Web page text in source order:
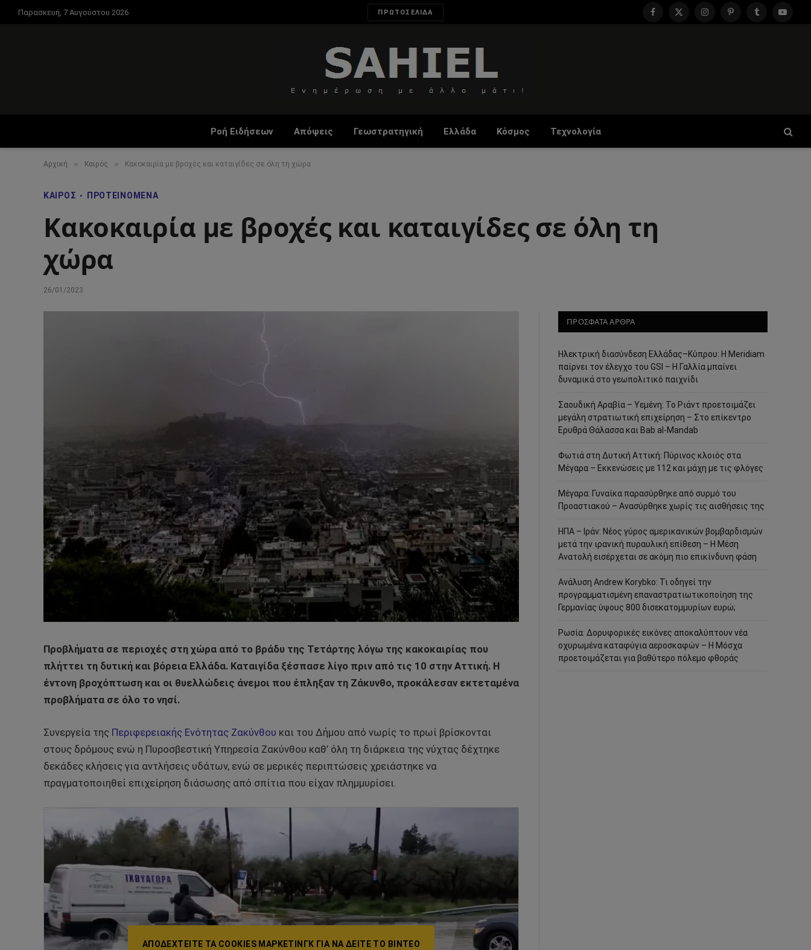
Παρασκευή, 7 Αυγούστου 2026 ΠΡΩΤΟΣΕΛΙΔΑ
Facebook
X
InstagramPinterestTumblr
Ροή Ειδήσεων Απόψεις Γεωστρατηγική Ελλάδα Κόσμος Τεχνολογία
Αρχική » Καιρός » Κακοκαιρία με βροχές και καταιγίδες σε όλη τη χώρα
ΚΑΙΡΌΣ ΠΡΟΤΕΙΝΌΜΕΝΑ
Κακοκαιρία με βροχές και καταιγίδες σε όλη τη
χώρα
26/01/2023
Προβλήματα σε περιοχές στη χώρα από το βράδυ της Τετάρτης λόγω της κακοκαιρίας που
πλήττει τη δυτική και βόρεια Ελλάδα. Καταιγίδα ξέσπασε λίγο πριν από τις 10 στην Αττική. Η
έντονη βροχόπτωση και οι θυελλώδεις άνεμοι που έπληξαν τη Ζάκυνθο, προκάλεσαν εκτεταμένα
προβλήματα σε όλο το νησί.
Συνεργεία της Περιφερειακής Ενότητας Ζακύνθου και του Δήμου από νωρίς το πρωί βρίσκονται
στους δρόμους ενώ η Πυροσβεστική Υπηρεσία Ζακύνθου καθ’ όλη τη διάρκεια της νύχτας δέχτηκε
δεκάδες κλήσεις για αντλήσεις υδάτων, ενώ σε μερικές περιπτώσεις χρειάστηκε να
πραγματοποιηθεί επιχείρηση διάσωσης από σπίτια που είχαν πλημμυρίσει.
ΑΠΟΔΕΧΤΕΊΤΕ ΤΑ COOKIES ΜΆΡΚΕΤΙΝΓΚ ΓΙΑ ΝΑ ΔΕΊΤΕ ΤΟ ΒΙΝΤΕΟ
ΠΡΟΣΦΑΤΑ ΑΡΘΡΑ
Ηλεκτρική διασύνδεση Ελλάδας–Κύπρου: Η Meridiam
παίρνει τον έλεγχο του GSI – Η Γαλλία μπαίνει
δυναμικά στο γεωπολιτικό παιχνίδι
Σαουδική Αραβία – Υεμένη: Το Ριάντ προετοιμάζει
μεγάλη στρατιωτική επιχείρηση – Στο επίκεντρο
Ερυθρά Θάλασσα και Bab al-Mandab
Φωτιά στη Δυτική Αττική: Πύρινος κλοιός στα
Μέγαρα – Εκκενώσεις με 112 και μάχη με τις φλόγες
Μέγαρα: Γυναίκα παρασύρθηκε από συρμό του
Προαστιακού – Ανασύρθηκε χωρίς τις αισθήσεις της
ΗΠΑ – Ιράν: Νέος γύρος αμερικανικών βομβαρδισμών
μετά την ιρανική πυραυλική επίθεση – Η Μέση
Ανατολή εισέρχεται σε ακόμη πιο επικίνδυνη φάση
Ανάλυση Andrew Korybko: Τι οδηγεί την
προγραμματισμένη επαναστρατιωτικοποίηση της
Γερμανίας ύψους 800 δισεκατομμυρίων ευρώ;
Ρωσία: Δορυφορικές εικόνες αποκαλύπτουν νέα
οχυρωμένα καταφύγια αεροσκαφών – Η Μόσχα
προετοιμάζεται για βαθύτερο πόλεμο φθοράς